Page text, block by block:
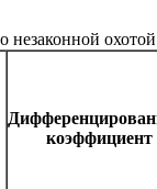
коэффициент